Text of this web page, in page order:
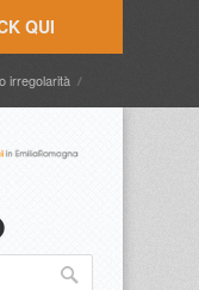
QUI
irregolarità